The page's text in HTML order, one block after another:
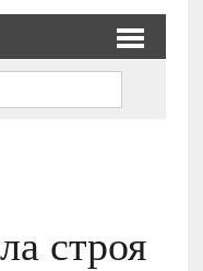
строя